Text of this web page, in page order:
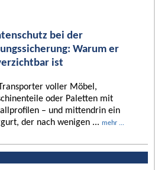
bei der
Warum er
ist
voller Möbel,
oder Paletten mit
– und mittendrin ein
der nach wenigen ... mehr ...